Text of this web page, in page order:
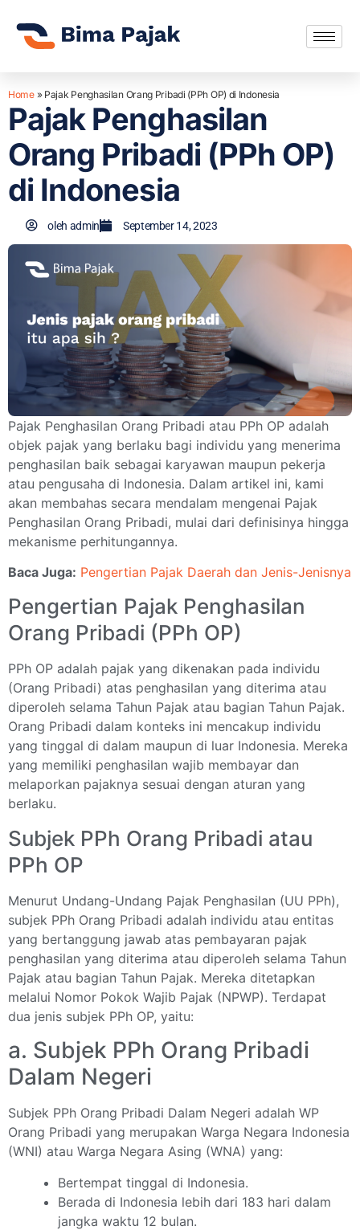
Home» Pajak Penghasilan Orang Pribadi (PPh OP) di Indonesia
Pajak Penghasilan
Orang Pribadi (PPh OP)
di Indonesia
oleh admin September 14, 2023
Pajak Penghasilan Orang Pribadi atau PPh OP adalah
objek pajak yang berlaku bagi individu yang menerima
penghasilan baik sebagai karyawan maupun pekerja
atau pengusaha di Indonesia. Dalam artikel ini, kami
akan membahas secara mendalam mengenai Pajak
Penghasilan Orang Pribadi, mulai dari definisinya hingga
mekanisme perhitungannya.
Baca Juga: Pengertian Pajak Daerah dan Jenis-Jenisnya
Pengertian Pajak Penghasilan
Orang Pribadi (PPh OP)
PPh OP adalah pajak yang dikenakan pada individu
(Orang Pribadi) atas penghasilan yang diterima atau
diperoleh selama Tahun Pajak atau bagian Tahun Pajak.
Orang Pribadi dalam konteks ini mencakup individu
yang tinggal di dalam maupun di luar Indonesia. Mereka
yang memiliki penghasilan wajib membayar dan
melaporkan pajaknya sesuai dengan aturan yang
berlaku.
Subjek PPh Orang Pribadi atau
PPh OP
Menurut Undang-Undang Pajak Penghasilan (UU PPh),
subjek PPh Orang Pribadi adalah individu atau entitas
yang bertanggung jawab atas pembayaran pajak
penghasilan yang diterima atau diperoleh selama Tahun
Pajak atau bagian Tahun Pajak. Mereka ditetapkan
melalui Nomor Pokok Wajib Pajak (NPWP). Terdapat
dua jenis subjek PPh OP, yaitu:
a. Subjek PPh Orang Pribadi
Dalam Negeri
Subjek PPh Orang Pribadi Dalam Negeri adalah WP
Orang Pribadi yang merupakan Warga Negara Indonesia
(WNI) atau Warga Negara Asing (WNA) yang:
Bertempat tinggal di Indonesia.
Berada di Indonesia lebih dari 183 hari dalam
jangka waktu 12 bulan.